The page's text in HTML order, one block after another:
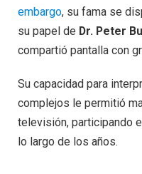
embargo, su fama se
su papel de Dr. Peter
compartió pantalla con
Su capacidad para
complejos le permitió
televisión, participando
lo largo de los años.